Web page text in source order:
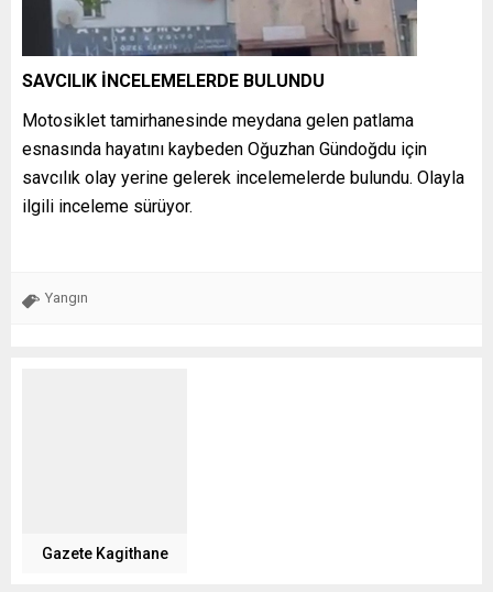
SAVCILIK İNCELEMELERDE BULUNDU
Motosiklet tamirhanesinde meydana gelen patlama
esnasında hayatını kaybeden Oğuzhan Gündoğdu için
savcılık olay yerine gelerek incelemelerde bulundu. Olayla
ilgili inceleme sürüyor.
Yangın
Gazete Kagithane